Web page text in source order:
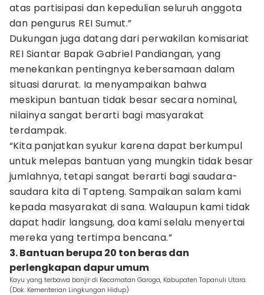
atas partisipasi dan kepedulian seluruh anggota
dan pengurus REI Sumut.”
Dukungan juga datang dari perwakilan komisariat
REI Siantar Bapak Gabriel Pandiangan, yang
menekankan pentingnya kebersamaan dalam
situasi darurat. Ia menyampaikan bahwa
meskipun bantuan tidak besar secara nominal,
nilainya sangat berarti bagi masyarakat
terdampak.
“Kita panjatkan syukur karena dapat berkumpul
untuk melepas bantuan yang mungkin tidak besar
jumlahnya, tetapi sangat berarti bagi saudara-
saudara kita di Tapteng. Sampaikan salam kami
kepada masyarakat di sana. Walaupun kami tidak
dapat hadir langsung, doa kami selalu menyertai
mereka yang tertimpa bencana.”
3. Bantuan berupa 20 ton beras dan
perlengkapan dapur umum
Kayu yang terbawa banjir di Kecamatan Garoga, Kabupaten Tapanuli Utara.
(Dok. Kementerian Lingkungan Hidup)